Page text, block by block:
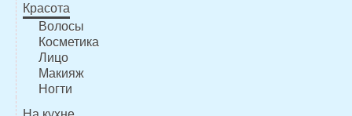
Красота
Волосы
Косметика
Лицо
Макияж
Ногти